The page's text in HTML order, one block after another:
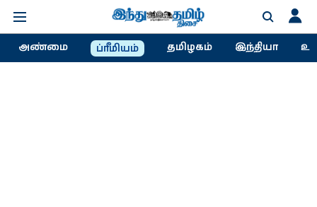
அண்மை ப்ரீமியம் தமிழகம் இந்தியா